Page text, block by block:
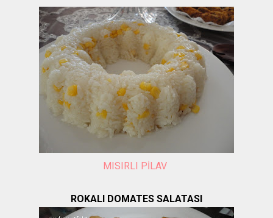
MISIRLI PİLAV
ROKALI DOMATES SALATASI